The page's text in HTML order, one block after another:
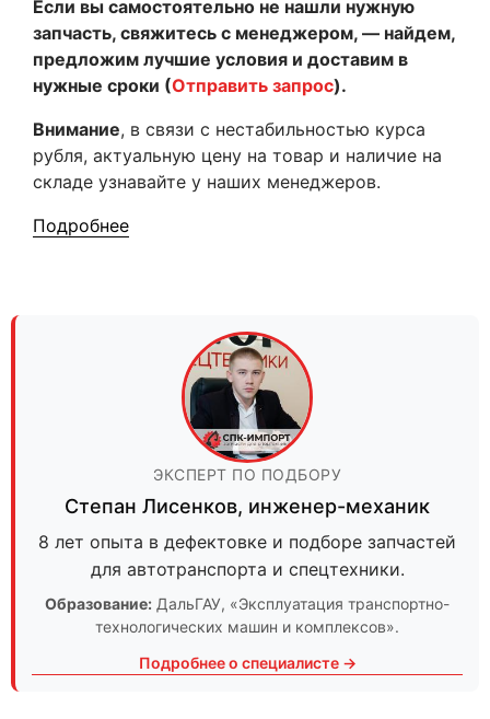
Если вы самостоятельно не нашли нужную
запчасть, свяжитесь с менеджером, — найдем,
предложим лучшие условия и доставим в
нужные сроки (Отправить запрос).
Внимание, в связи с нестабильностью курса
рубля, актуальную цену на товар и наличие на
складе узнавайте у наших менеджеров.
Подробнее
ЭКСПЕРТ ПО ПОДБОРУ
Степан Лисенков, инженер-механик
8 лет опыта в дефектовке и подборе запчастей
для автотранспорта и спецтехники.
Образование: ДальГАУ, «Эксплуатация транспортно-
технологических машин и комплексов».
Подробнее о специалисте →